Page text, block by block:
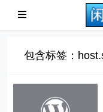
包含标签：